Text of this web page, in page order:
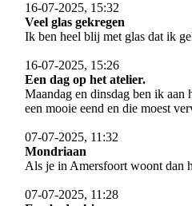
16-07-2025, 15:32
Veel glas gekregen
Ik ben heel blij met glas dat ik
16-07-2025, 15:26
Een dag op het atelier.
Maandag en dinsdag ben ik aan
een mooie eend en die moest
07-07-2025, 11:32
Mondriaan
Als je in Amersfoort woont dan
07-07-2025, 11:28